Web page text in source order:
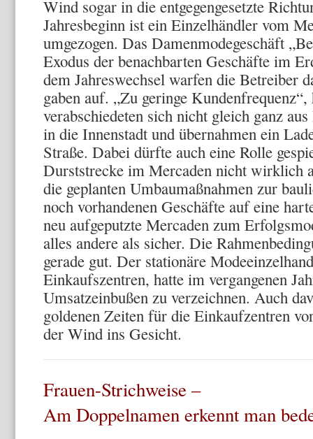
Wind sogar in die entgegengesetzte
Jahresbeginn ist ein Einzelhändler vom
umgezogen. Das Damenmodegeschäft
Exodus der benachbarten Geschäfte im
dem Jahreswechsel warfen die Betreiber
gaben auf. „Zu geringe
verabschiedeten sich nicht gleich ganz
in die Innenstadt und übernahmen ein
Straße. Dabei dürfte auch eine Rolle
Durststrecke im Mercaden nicht wirklich
die geplanten Umbaumaßnahmen zur
noch vorhandenen Geschäfte auf eine
neu aufgeputzte Mercaden zum
alles andere als sicher. Die
gerade gut. Der stationäre
Einkaufszentren, hatte im vergangenen
Umsatzeinbußen zu verzeichnen. Auch
goldenen Zeiten für die Einkaufzentren
der Wind ins Gesicht.
Frauen-Strichweise –
Am Doppelnamen erkennt man